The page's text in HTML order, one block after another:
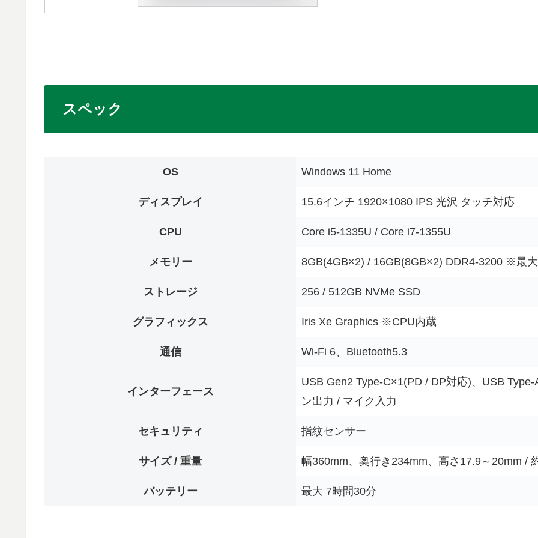
スペック
OS Windows 11 Home
ディスプレイ 15.6インチ 1920×1080 IPS 光沢 タッチ対応
CPU Core i5-1335U / Core i7-1355U
メモリー 8GB(4GB×2) / 16GB(8GB×2) DDR4-3200 ※最
ストレージ 256 / 512GB NVMe SSD
グラフィックス Iris Xe Graphics ※CPU内蔵
通信 Wi-Fi 6、Bluetooth5.3
インターフェース
USB Gen2 Type-C×1(PD / DP対応)、USB
ン出力 / マイク入力
セキュリティ 指紋センサー
サイズ / 重量 幅360mm、奥行き234mm、高さ17.9～20mm /
バッテリー 最大 7時間30分